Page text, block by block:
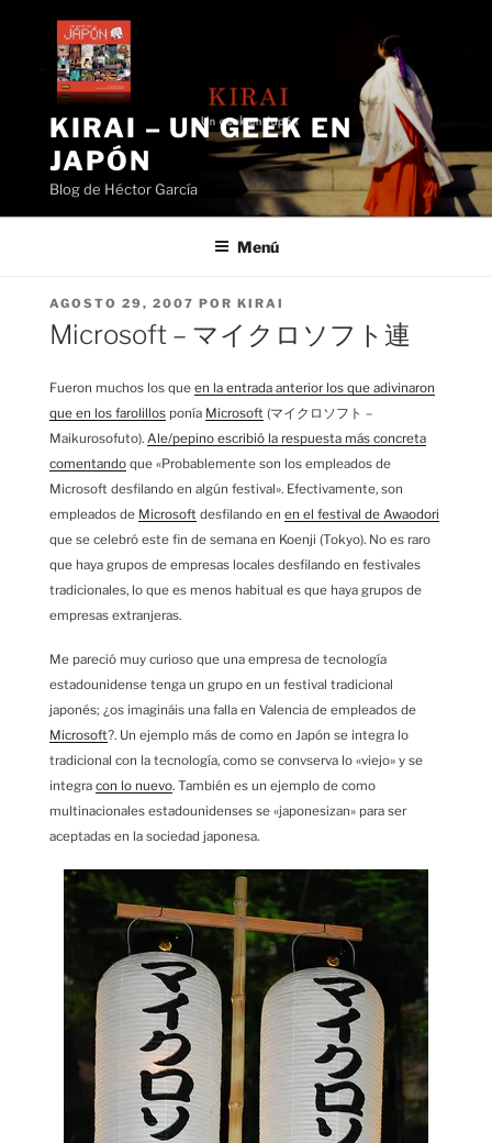
contenido
KIRAI – UN GEEK EN
JAPÓN
Blog de Héctor García
Menú
PUBLICADO
EL
AGOSTO 29, 2007 POR KIRAI
Microsoft – マイクロソフト連
Fueron muchos los que en la entrada anterior los que adivinaron
que en los farolillos ponía Microsoft (マイクロソフト –
Maikurosofuto). Ale/pepino escribió la respuesta más concreta
comentando que «Probablemente son los empleados de
Microsoft desfilando en algún festival». Efectivamente, son
empleados de Microsoft desfilando en en el festival de Awaodori
que se celebró este fin de semana en Koenji (Tokyo). No es raro
que haya grupos de empresas locales desfilando en festivales
tradicionales, lo que es menos habitual es que haya grupos de
empresas extranjeras.
Me pareció muy curioso que una empresa de tecnología
estadounidense tenga un grupo en un festival tradicional
japonés; ¿os imagináis una falla en Valencia de empleados de
Microsoft?. Un ejemplo más de como en Japón se integra lo
tradicional con la tecnología, como se convserva lo «viejo» y se
integra con lo nuevo. También es un ejemplo de como
multinacionales estadounidenses se «japonesizan» para ser
aceptadas en la sociedad japonesa.